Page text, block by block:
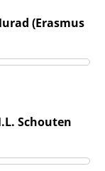
(Erasmus
Schouten